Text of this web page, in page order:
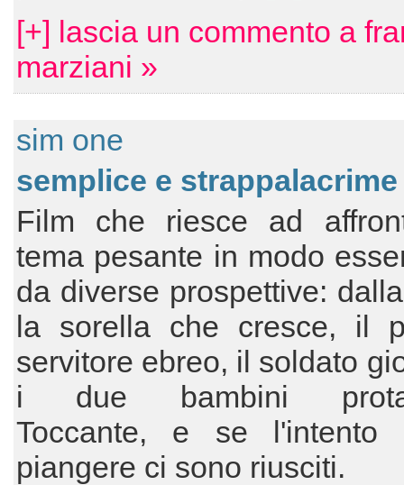
[+] lascia un commento a
marziani »
sim one
semplice e
Film che riesce ad
tema pesante in modo
da diverse prospettive:
la sorella che cresce, il
servitore ebreo, il soldato
i due bambini
Toccante, e se l'intento
piangere ci sono riusciti.